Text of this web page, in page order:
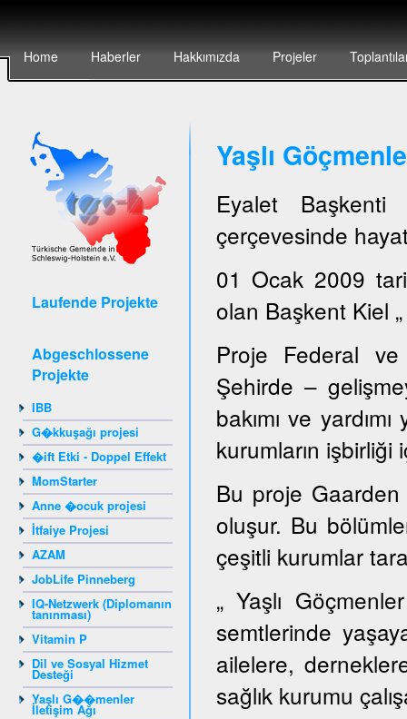
Home Haberler Hakkımızda Projeler
Laufende Projekte
Abgeschlossene
Projekte
IBB
G�kkuşağı projesi
�ift Etki - Doppel Effekt
MomStarter
Anne �ocuk projesi
İtfaiye Projesi
AZAM
JobLife Pinneberg
IQ-Netzwerk (Diplomanın
tanınması)
Vitamin P
Dil ve Sosyal Hizmet
Desteği
Yaşlı G��menler
İletişim Ağı
Yaşlı
Eyalet
çerçevesinde
01 Ocak 2009
olan Başkent Kiel
Proje Federal ve
Şehirde –
bakımı ve
kurumların işbirliği
Bu proje
oluşur. Bu
çeşitli kurumlar
„ Yaşlı
semtlerinde
ailelere,
sağlık kurumu